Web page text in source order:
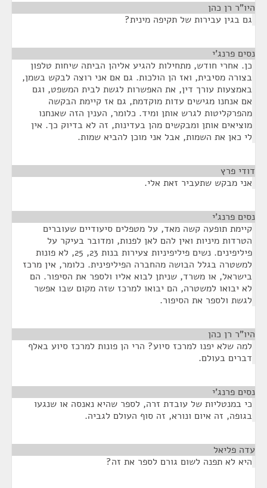
היו"ר רן כהן
גם בגין עבירות של תקיפה מינית?
נסים פרנג'י
כן. אחרי חודש, מתחילות להגיע אליהן הביתה שיחות טלפון
בצורה מסיבית, ואז הן הולכות. גם אם אני רוצה לבקש בשמן,
באמצעות עורך דין, את האפשרות לגשת לבית המשפט, וגם
אם אנחנו מגישים עדות מוקדמת, גם אז קיימת הבקשה
מהפרקליטות לגרש אותן ומיד. כלומר, הענין הזה שאנחנו
מוציאים אותן ומבקשים מהן בעדינות, זה לא בדיוק כך. אין
לי כאן את השמות, אבל אני מוכן להביא שמות.
דודי פרץ
אני מבקש שתעביר זאת אלי.
נסים פרנג'י
קיימת תופעה קשה מאד, על מטפלים סיעודיים שעוברים
הטרדות מיניות ואין להם לאן לפנות, ומדובר בעיקר על
פיליפינים. נשים פיליפיניות צעירות בנות 23, 25, לא פונות
למשטרה בגלל הבושה מהחברה הפיליפינית. כלומר, אין מרכז
בישראל, או משרד, שניתן לבוא אליו ולספר את הסיפור. הם
לא יבואו למשטרה, הם יבואו למרכז שזה מקום שבו אפשר
לגשת ולספר את הסיפור.
היו"ר רן כהן
למה שלא יפנו למרכז סיוע? הרי הן פונות למרכז סיוע באלף
דברים בעולם.
נסים פרנג'י
כי במנטליות של עובדת זרה, לספר שהיא נאנסה או שנגעו
בגופה, זה איום ונורא, זה סוף העולם לגביה.
עדה פליאל
היא לא תפנה לשום גורם לספר את זה?